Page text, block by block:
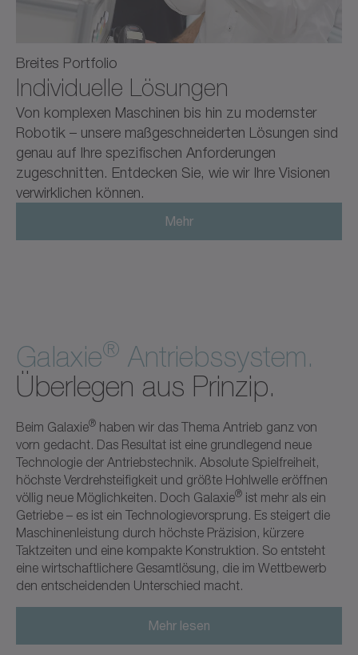
Breites Portfolio
Individuelle Lösungen
Von komplexen Maschinen bis hin zu modernster
Robotik – unsere maßgeschneiderten Lösungen sind
genau auf Ihre spezifischen Anforderungen
zugeschnitten. Entdecken Sie, wie wir Ihre Visionen
verwirklichen können.
Mehr
Galaxie® Antriebssystem.
Überlegen aus Prinzip.
Beim Galaxie® haben wir das Thema Antrieb ganz von
vorn gedacht. Das Resultat ist eine grundlegend neue
Technologie der Antriebstechnik. Absolute Spielfreiheit,
höchste Verdrehsteifigkeit und größte Hohlwelle eröffnen
völlig neue Möglichkeiten. Doch Galaxie® ist mehr als ein
Getriebe – es ist ein Technologievorsprung. Es steigert die
Maschinenleistung durch höchste Präzision, kürzere
Taktzeiten und eine kompakte Konstruktion. So entsteht
eine wirtschaftlichere Gesamtlösung, die im Wettbewerb
den entscheidenden Unterschied macht.​
Mehr lesen